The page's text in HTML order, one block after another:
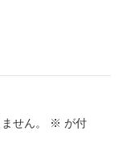
せん。 ※ が付